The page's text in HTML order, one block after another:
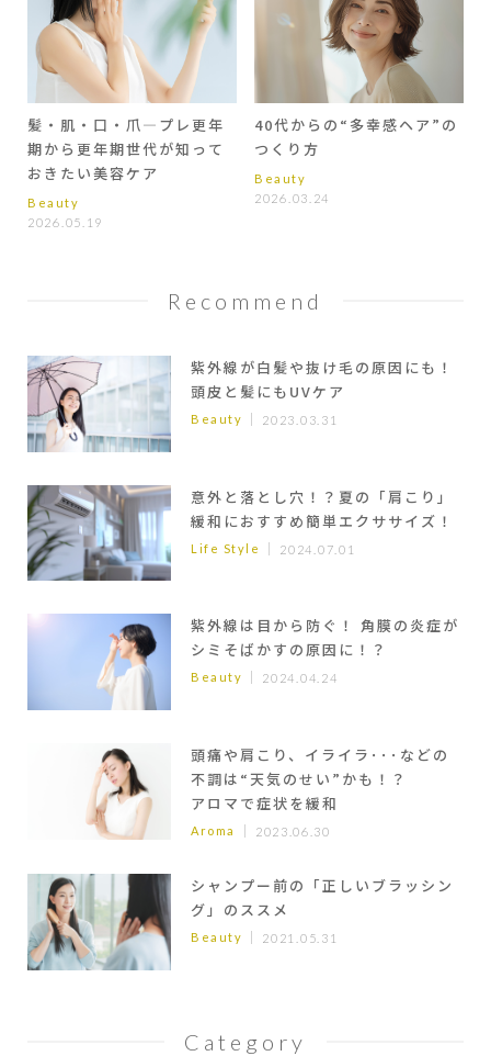
Recommend
紫外線が白髪や抜け毛の原因にも！
頭皮と髪にもUVケア
Beauty 2023.03.31
意外と落とし穴！？夏の「肩こり」
緩和におすすめ簡単エクササイズ！
Life Style 2024.07.01
紫外線は目から防ぐ！ 角膜の炎症が
シミそばかすの原因に！？
Beauty 2024.04.24
頭痛や肩こり、イライラ･･･などの
不調は“天気のせい”かも！？
アロマで症状を緩和
Aroma 2023.06.30
シャンプー前の「正しいブラッシン
グ」のススメ
Beauty 2021.05.31
Category
髪・肌・口・爪―プレ更年
期から更年期世代が知って
おきたい美容ケア
Beauty
2026.05.19
40代からの“多幸感ヘア”の
つくり方
Beauty
2026.03.24